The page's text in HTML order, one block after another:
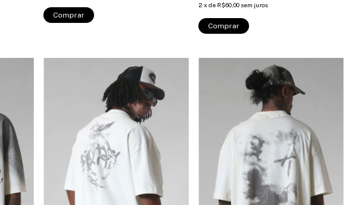
Comprar
2 xde R$60,00 sem juros
Comprar